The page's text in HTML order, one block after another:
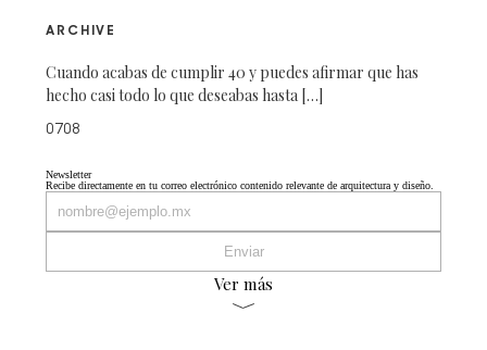
ARCHIVE
Cuando acabas de cumplir 40 y puedes afirmar que has
hecho casi todo lo que deseabas hasta […]
0708
Newsletter
Recibe directamente en tu correo electrónico contenido relevante de arquitectura y diseño.
Ver más